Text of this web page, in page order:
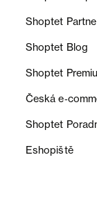
Shoptet
Shoptet Blog
Shoptet
Česká
Shoptet
Eshopiště